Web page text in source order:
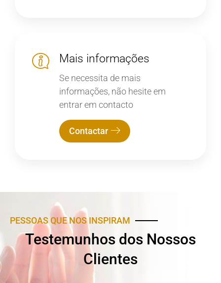
Mais informações
Se necessita de mais
informações, não hesite em
entrar em contacto
Contactar
PESSOAS QUE NOS INSPIRAM
Testemunhos dos Nossos
Clientes